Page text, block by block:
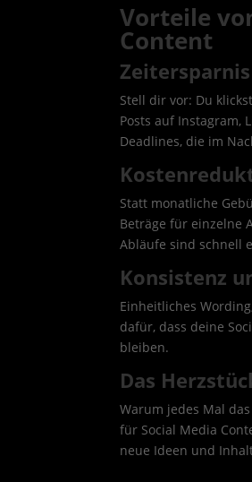
Vorteile
Content
Stell dir vor: Du
Posts auf Instagram,
Deadlines, die im
Statt monatliche
Beträge für einzelne
Abläufe sind schnell
Konsistenz
Einheitliches
dafür, dass deine
bleiben.
Das
Warum jedes Mal
für Social Media
neue Ideen und